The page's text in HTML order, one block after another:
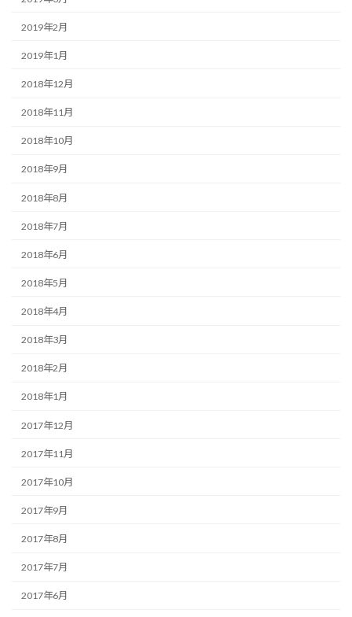
2019年2月
2019年1月
2018年12月
2018年11月
2018年10月
2018年9月
2018年8月
2018年7月
2018年6月
2018年5月
2018年4月
2018年3月
2018年2月
2018年1月
2017年12月
2017年11月
2017年10月
2017年9月
2017年8月
2017年7月
2017年6月